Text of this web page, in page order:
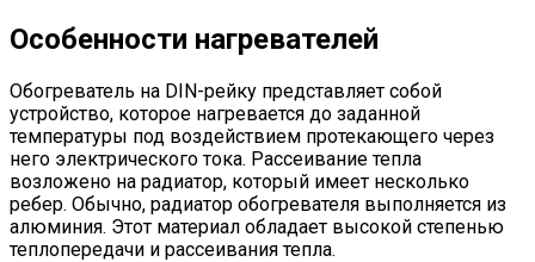
Особенности нагревателей
Обогреватель на DIN-рейку представляет собой
устройство, которое нагревается до заданной
температуры под воздействием протекающего через
него электрического тока. Рассеивание тепла
возложено на радиатор, который имеет несколько
ребер. Обычно, радиатор обогревателя выполняется из
алюминия. Этот материал обладает высокой степенью
теплопередачи и рассеивания тепла.